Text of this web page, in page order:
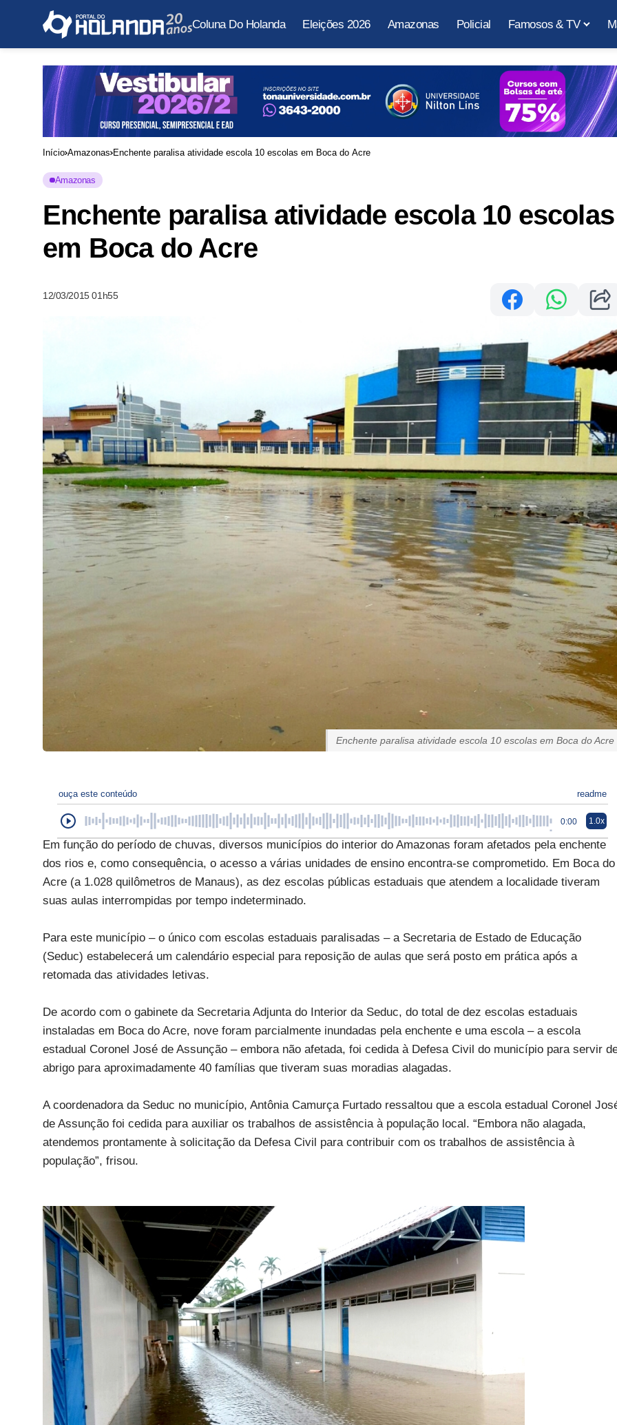
Coluna Do Holanda Eleições 2026 Amazonas Policial Famosos & TV
Início Amazonas Enchente paralisa atividade escola 10 escolas em Boca do Acre
Amazonas
Enchente paralisa atividade escola 10 escolas
em Boca do Acre
12/03/2015 01h55
Enchente paralisa atividade escola 10 escolas em Boca do Acre
ouça este conteúdo readme
0:00 1.0x
Em função do período de chuvas, diversos municípios do interior do Amazonas foram afetados pela enchente
dos rios e, como consequência, o acesso a várias unidades de ensino encontra-se comprometido. Em Boca do
Acre (a 1.028 quilômetros de Manaus), as dez escolas públicas estaduais que atendem a localidade tiveram
suas aulas interrompidas por tempo indeterminado.
Para este município – o único com escolas estaduais paralisadas – a Secretaria de Estado de Educação
(Seduc) estabelecerá um calendário especial para reposição de aulas que será posto em prática após a
retomada das atividades letivas.
De acordo com o gabinete da Secretaria Adjunta do Interior da Seduc, do total de dez escolas estaduais
instaladas em Boca do Acre, nove foram parcialmente inundadas pela enchente e uma escola – a escola
estadual Coronel José de Assunção – embora não afetada, foi cedida à Defesa Civil do município para servir
abrigo para aproximadamente 40 famílias que tiveram suas moradias alagadas.
A coordenadora da Seduc no município, Antônia Camurça Furtado ressaltou que a escola estadual Coronel
de Assunção foi cedida para auxiliar os trabalhos de assistência à população local. “Embora não alagada,
atendemos prontamente à solicitação da Defesa Civil para contribuir com os trabalhos de assistência à
população”, frisou.